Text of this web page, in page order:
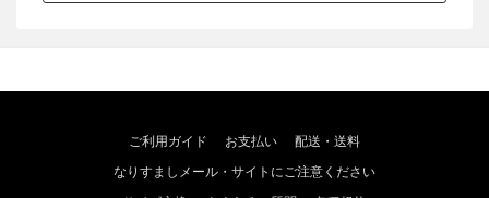
ご利用ガイド お支払い
配送・送料
なりすましメール・サイトにご注意ください